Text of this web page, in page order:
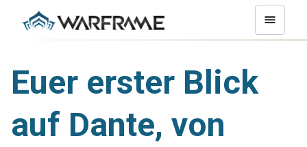
Euer erster Blick
auf Dante, von